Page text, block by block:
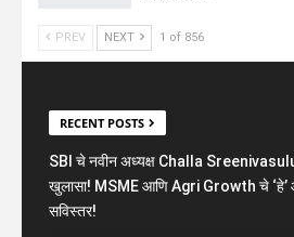
PREV NEXT 1 of 856
RECENT POSTS
SBI चे नवीन अध्यक्ष Challa Sreenivasulu
खुलासा! MSME आणि Agri Growth चे ‘हे’
सविस्तर!